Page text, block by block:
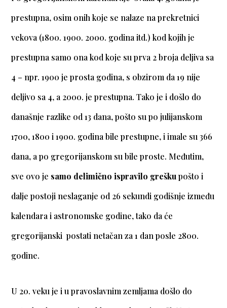
prestupna, osim onih koje se nalaze na prekretnici
vekova (1800. 1900. 2000. godina itd.) kod kojih je
prestupna samo ona kod koje su prva 2 broja deljiva sa
4 – npr. 1900 je prosta godina, s obzirom da 19 nije
deljivo sa 4, a 2000. je prestupna. Tako je i došlo do
današnje razlike od 13 dana, pošto su po julijanskom
1700, 1800 i 1900. godina bile prestupne, i imale su 366
dana, a po gregorijanskom su bile proste. Međutim,
sve ovo je samo delimično ispravilo greškupošto i
dalje postoji neslaganje od 26 sekundi godišnje između
kalendara i astronomske godine, tako da će
gregorijanski postati netačan za 1 dan posle 2800.
godine.
U 20. veku je i u pravoslavnim zemljama došlo do